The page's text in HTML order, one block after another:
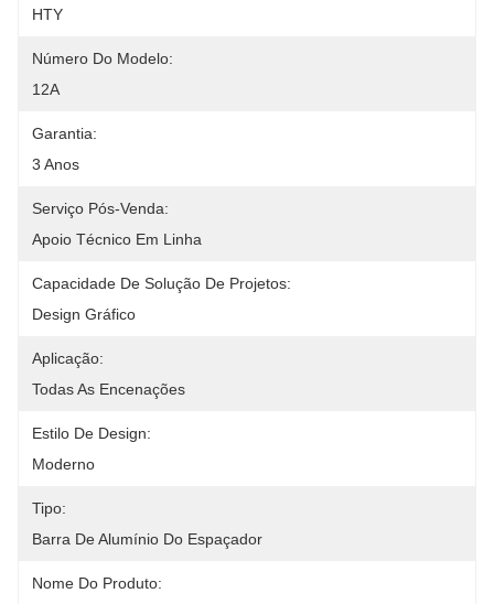
HTY
Número Do Modelo:
12A
Garantia:
3 Anos
Serviço Pós-Venda:
Apoio Técnico Em Linha
Capacidade De Solução De Projetos:
Design Gráfico
Aplicação:
Todas As Encenações
Estilo De Design:
Moderno
Tipo:
Barra De Alumínio Do Espaçador
Nome Do Produto: